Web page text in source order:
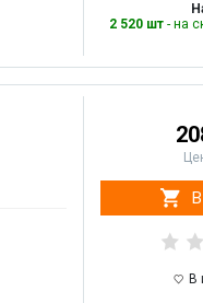
2 520 шт- на
В